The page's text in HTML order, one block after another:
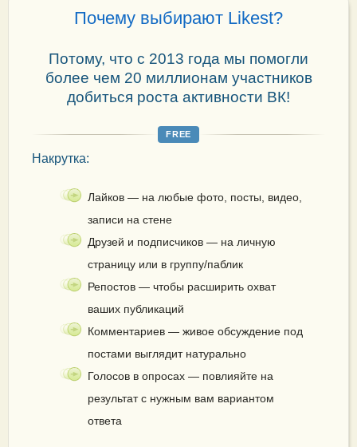
Почему выбирают Likest?
Потому, что с 2013 года мы помогли
более чем 20 миллионам участников
добиться роста активности ВК!
FREE
Накрутка:
Лайков — на любые фото, посты, видео,
записи на стене
Друзей и подписчиков — на личную
страницу или в группу/паблик
Репостов — чтобы расширить охват
ваших публикаций
Комментариев — живое обсуждение под
постами выглядит натурально
Голосов в опросах — повлияйте на
результат с нужным вам вариантом
ответа